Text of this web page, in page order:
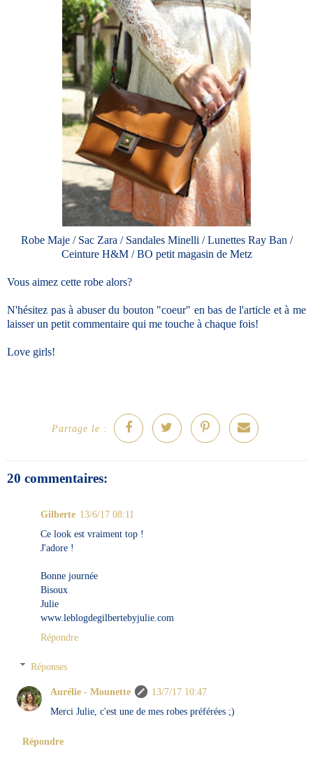
Robe Maje / Sac Zara / Sandales Minelli / Lunettes Ray Ban /
Ceinture H&M / BO petit magasin de Metz
Vous aimez cette robe alors?
N'hésitez pas à abuser du bouton "coeur" en bas de l'article et à me
laisser un petit commentaire qui me touche à chaque fois!
Love girls!
Partage le :
20 commentaires:
Gilberte 13/6/17 08:11
Ce look est vraiment top !
J'adore !
Bonne journée
Bisoux
Julie
www.leblogdegilbertebyjulie.com
Répondre
Réponses
Aurélie - Mounette
13/7/17 10:47
Merci Julie, c'est une de mes robes préférées ;)
Répondre